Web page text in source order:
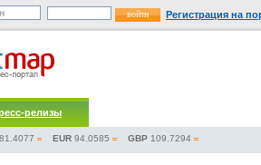
Регистрация на
релизы
81.4077 EUR 94.0585 GBP 109.7294